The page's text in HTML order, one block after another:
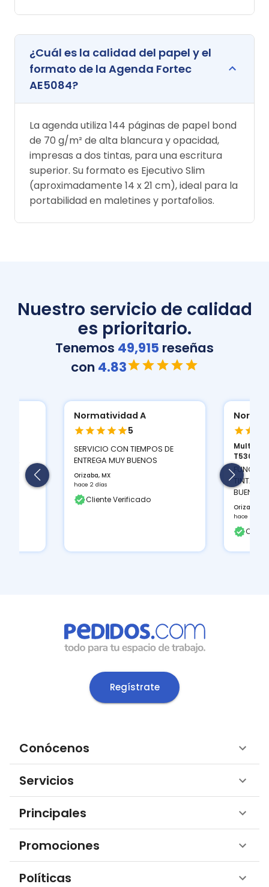
¿Cuál es la calidad del papel y el
formato de la Agenda Fortec
AE5084?
La agenda utiliza 144 páginas de papel bond
de 70 g/m² de alta blancura y opacidad,
impresas a dos tintas, para una escritura
superior. Su formato es Ejecutivo Slim
(aproximadamente 14 x 21 cm), ideal para la
portabilidad en maletines y portafolios.
Nuestro servicio de calidad
es prioritario.
Tenemos 49,915 reseñas
con 4.83
Normatividad A
5
SERVICIO CON TIEMPOS DE
ENTREGA MUY BUENOS
Orizaba, MX
hace 2 días
Cliente Verificado
T530D...
TINTAS
BUEN
Orizaba,
hace 2 días
Regístrate
Conócenos
Servicios
Principales
Promociones
Políticas